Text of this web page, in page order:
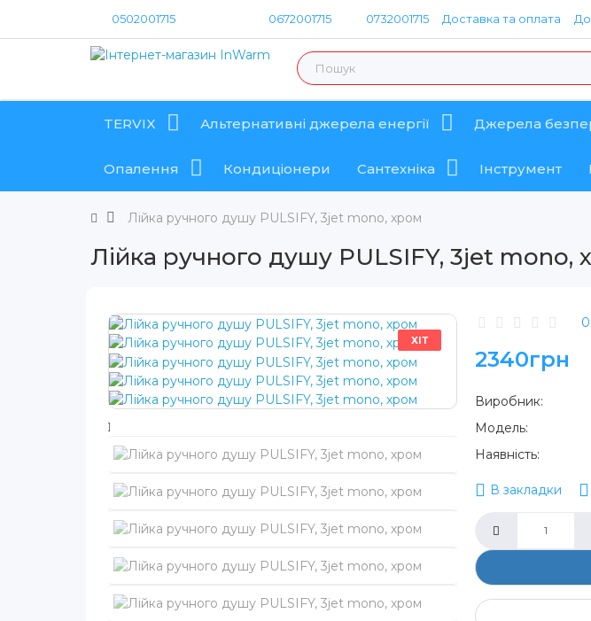
0502001715 0672001715 0732001715 Доставка та оплата
TERVIX Альтернативні джерела енергії Джерела
Опалення Кондиціонери Сантехніка Інструмент
Лійка ручного душу PULSIFY, 3jet mono, хром
Лійка ручного душу PULSIFY, 3jet mono,
ХІТ
0
2340грн
Виробник:
Модель:
Наявність:
В закладки